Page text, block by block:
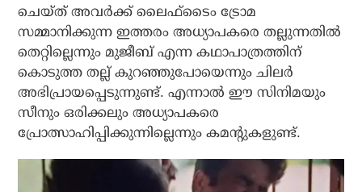
ചെയ്ത് അവര്‍ക്ക് ലൈഫ്‌ടൈം ട്രോമ
സമ്മാനിക്കുന്ന ഇത്തരം അധ്യാപകരെ തല്ലുന്നതില്‍
തെറ്റില്ലെന്നും മുജീബ് എന്ന കഥാപാത്രത്തിന്
കൊടുത്ത തല്ല് കുറഞ്ഞുപോയെന്നും ചിലര്‍
അഭിപ്രായപ്പെടുന്നുണ്ട്. എന്നാല്‍ ഈ സിനിമയും
സീനും ഒരിക്കലും അധ്യാപകരെ
പ്രോത്സാഹിപ്പിക്കുന്നില്ലെന്നും കമന്റുകളുണ്ട്.